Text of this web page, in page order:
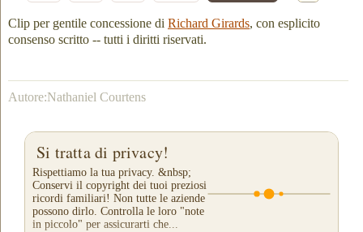
Clip per gentile concessione di Richard Girards, con esplicito
consenso scritto -- tutti i diritti riservati.
Autore:Nathaniel Courtens
Si tratta di privacy!
Rispettiamo la tua privacy. &nbsp;
Conservi il copyright dei tuoi preziosi
ricordi familiari! Non tutte le aziende
possono dirlo. Controlla le loro "note
in piccolo" per assicurarti che...